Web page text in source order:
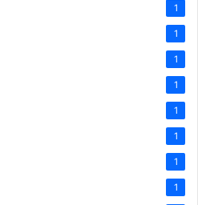
1
1
1
1
1
1
1
1